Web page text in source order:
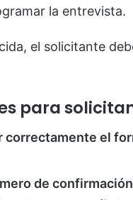
la entrevista.
el solicitante
para
correctamente el
de